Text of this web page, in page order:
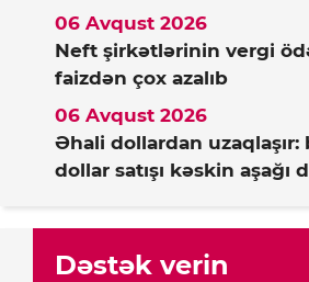
Neft şirkətlərinin vergi
faizdən çox azalıb
06 Avqust 2026
Əhali dollardan uzaqlaşır:
dollar satışı kəskin aşağı
06 Avqust 2026
Dəstək verin